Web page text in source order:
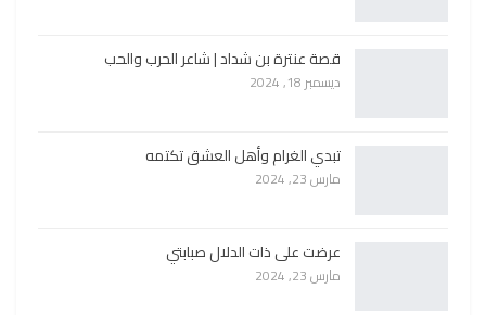
قصة عنترة بن شداد | شاعر الحرب والحب
ديسمبر 18, 2024
تبدي الغرام وأهل العشق تكتمه
مارس 23, 2024
عرضت على ذات الدلال صبابتي
مارس 23, 2024